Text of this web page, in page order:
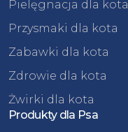
Pielęgnacja dla kota
Przysmaki dla kota
Zabawki dla kota
Zdrowie dla kota
Żwirki dla kota
Produkty dla Psa